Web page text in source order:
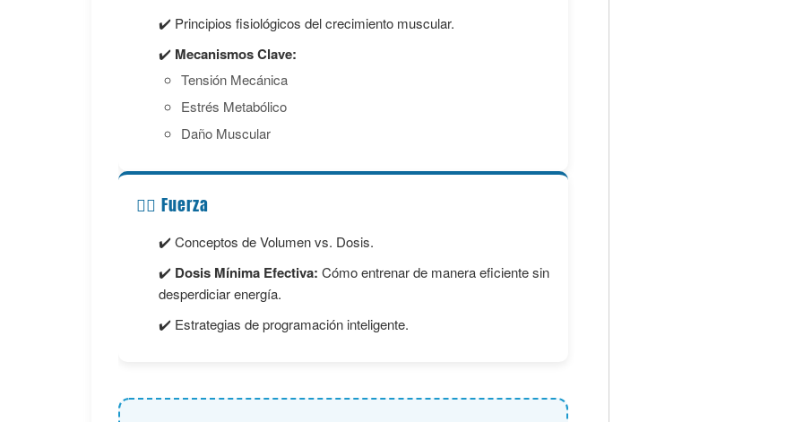
✔️ Principios fisiológicos del crecimiento muscular.
✔️ Mecanismos Clave:
Tensión Mecánica
Estrés Metabólico
Daño Muscular
🏋️‍♂️ Fuerza
✔️ Conceptos de Volumen vs. Dosis.
✔️ Dosis Mínima Efectiva: Cómo entrenar de manera eficiente sin
desperdiciar energía.
✔️ Estrategias de programación inteligente.